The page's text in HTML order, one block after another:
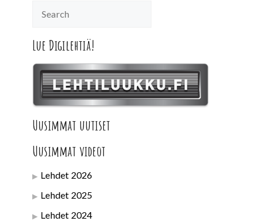
Lue Digilehtiä!
Uusimmat uutiset
Uusimmat videot
Lehdet 2026
Lehdet 2025
Lehdet 2024